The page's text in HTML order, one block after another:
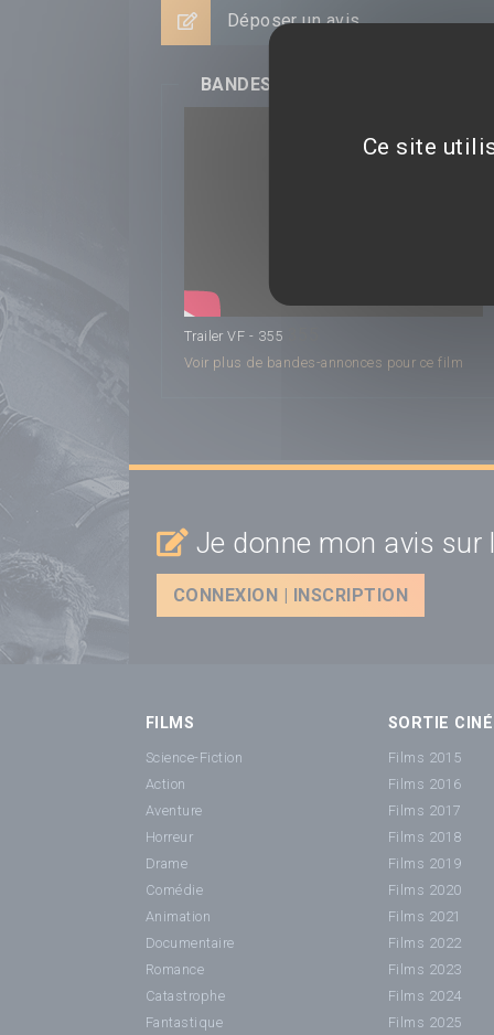
Déposer un avis
BANDES-ANNONCES
Trailer VF - 355
Voir plus de bandes-annonces pour ce film
Je donne mon avis sur
CONNEXION | INSCRIPTION
FILMS
Science-Fiction
Action
Aventure
Horreur
Drame
Comédie
Animation
Documentaire
Romance
Catastrophe
Fantastique
SORTIE CINÉ
Films 2015
Films 2016
Films 2017
Films 2018
Films 2019
Films 2020
Films 2021
Films 2022
Films 2023
Films 2024
Films 2025
Ce site